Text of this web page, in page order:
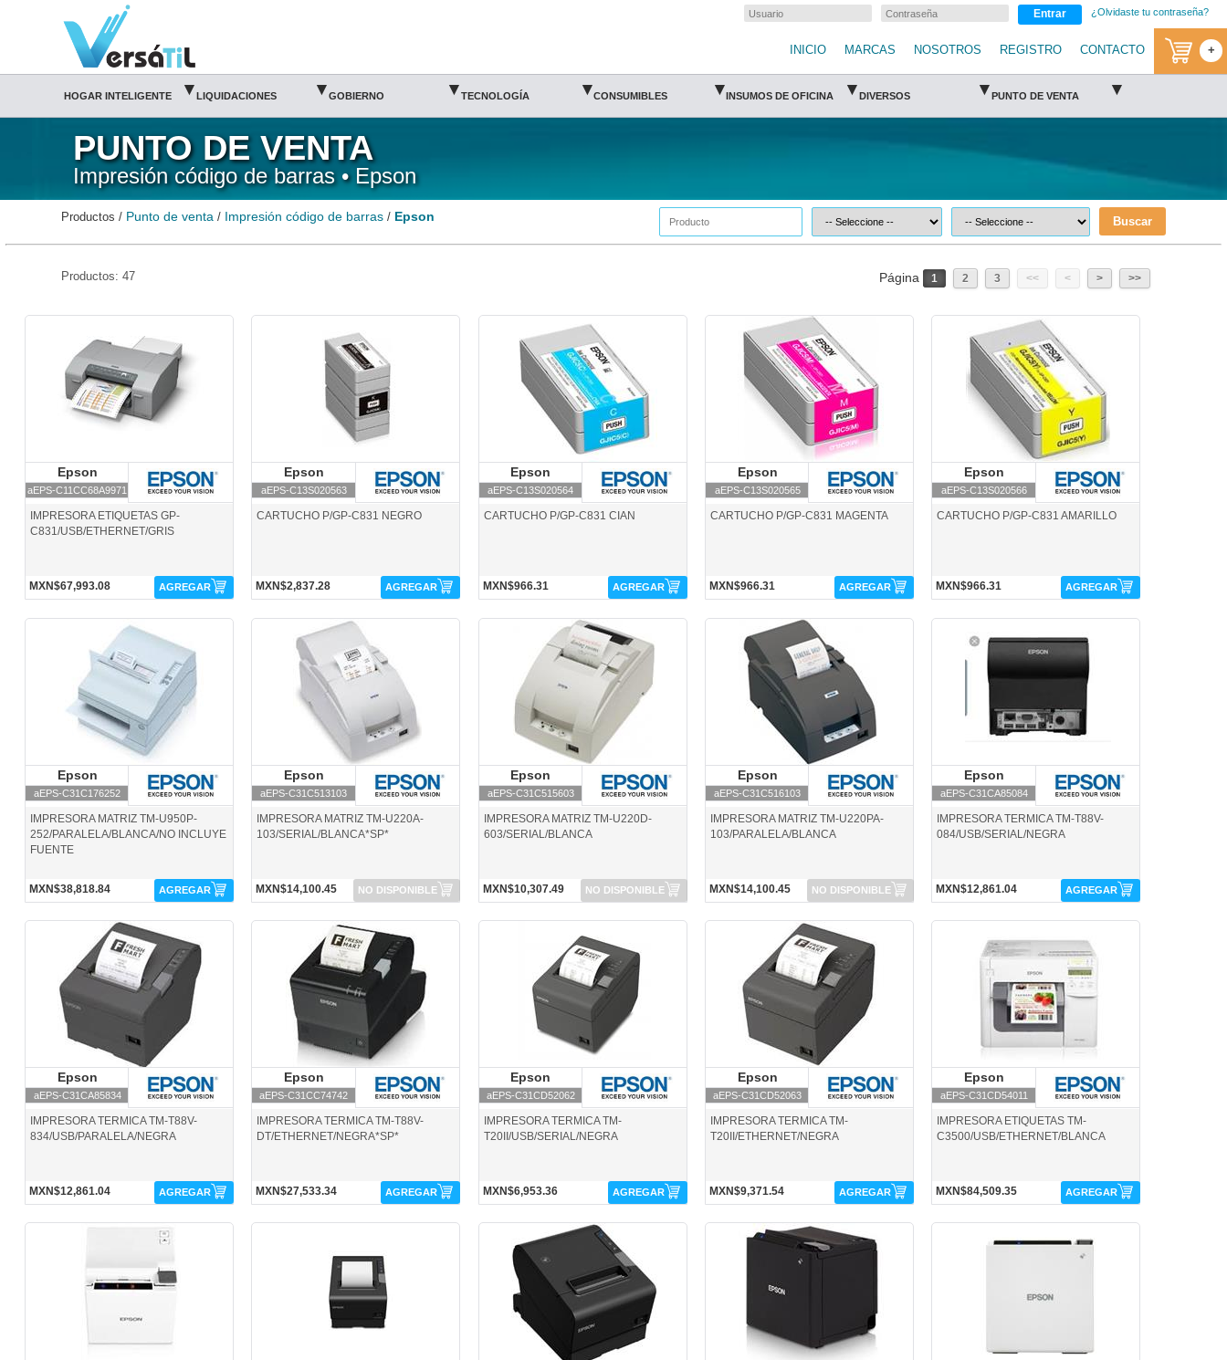
Epson/Impresión código de barras/Punto de venta(1)|Versátil TI Entrar ¿Olvidaste tu contraseña?
INICIO MARCAS NOSOTROS REGISTRO CONTACTO +
HOGAR INTELIGENTE ▾ LIQUIDACIONES ▾ GOBIERNO ▾ TECNOLOGÍA ▾ CONSUMIBLES ▾ INSUMOS DE OFICINA ▾ DIVERSOS ▾ PUNTO DE VENTA ▾
PUNTO DE VENTA
Impresión código de barras • Epson
Productos / Punto de venta / Impresión código de barras / Epson Buscar
Productos: 47 Página 1 2 3 << < > >>
Epson
aEPS-C11CC68A9971
Epson
IMPRESORA ETIQUETAS GP-
C831/USB/ETHERNET/GRIS
MXN$67,993.08 AGREGAR
Epson
aEPS-C13S020563
Epson
CARTUCHO P/GP-C831 NEGRO
MXN$2,837.28 AGREGAR
aEPS-C13S020564-Epson
Epson
aEPS-C13S020564
Epson
CARTUCHO P/GP-C831 CIAN
MXN$966.31 AGREGAR
aEPS-C13S020565-Epson
Epson
aEPS-C13S020565
Epson
CARTUCHO P/GP-C831 MAGENTA
MXN$966.31 AGREGAR
aEPS-C13S020566-Epson
Epson
aEPS-C13S020566
Epson
CARTUCHO P/GP-C831 AMARILLO
MXN$966.31 AGREGAR
aEPS-C31C176252-Epson
Epson
aEPS-C31C176252
Epson
IMPRESORA MATRIZ TM-U950P-
252/PARALELA/BLANCA/NO INCLUYE
FUENTE
MXN$38,818.84 AGREGAR
aEPS-C31C513103-Epson
Epson
aEPS-C31C513103
Epson
IMPRESORA MATRIZ TM-U220A-
103/SERIAL/BLANCA*SP*
MXN$14,100.45 NO DISPONIBLE
aEPS-C31C515603-Epson
Epson
aEPS-C31C515603
Epson
IMPRESORA MATRIZ TM-U220D-
603/SERIAL/BLANCA
MXN$10,307.49 NO DISPONIBLE
aEPS-C31C516103-Epson
Epson
aEPS-C31C516103
Epson
IMPRESORA MATRIZ TM-U220PA-
103/PARALELA/BLANCA
MXN$14,100.45 NO DISPONIBLE
Epson
aEPS-C31CA85084
Epson
IMPRESORA TERMICA TM-T88V-
084/USB/SERIAL/NEGRA
MXN$12,861.04 AGREGAR
aEPS-C31CA85834-Epson
Epson
aEPS-C31CA85834
Epson
IMPRESORA TERMICA TM-T88V-
834/USB/PARALELA/NEGRA
MXN$12,861.04 AGREGAR
aEPS-C31CC74742-Epson
Epson
aEPS-C31CC74742
Epson
IMPRESORA TERMICA TM-T88V-
DT/ETHERNET/NEGRA*SP*
MXN$27,533.34 AGREGAR
Epson
aEPS-C31CD52062
Epson
IMPRESORA TERMICA TM-
T20II/USB/SERIAL/NEGRA
MXN$6,953.36 AGREGAR
aEPS-C31CD52063-Epson
Epson
aEPS-C31CD52063
Epson
IMPRESORA TERMICA TM-
T20II/ETHERNET/NEGRA
MXN$9,371.54 AGREGAR
Epson
aEPS-C31CD54011
Epson
IMPRESORA ETIQUETAS TM-
C3500/USB/ETHERNET/BLANCA
MXN$84,509.35 AGREGAR
aEPS-C31CE94A9991-Epson aEPS-C31CE95012-Epson